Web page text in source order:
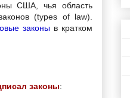
США, чья область
(types of law).
законыв кратком
законы: